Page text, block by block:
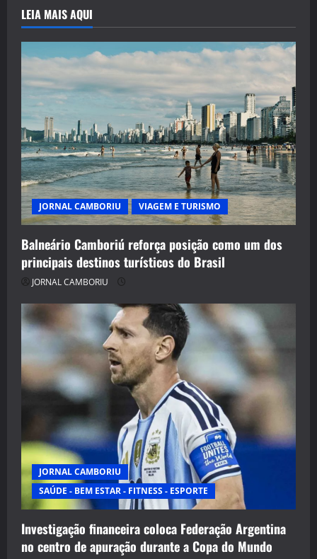
LEIA MAIS AQUI
JORNAL CAMBORIU VIAGEM E TURISMO
Balneário Camboriú reforça posição como um dos
principais destinos turísticos do Brasil
JORNAL CAMBORIU
JORNAL CAMBORIU
SAÚDE - BEM ESTAR - FITNESS - ESPORTE
Investigação financeira coloca Federação Argentina
no centro de apuração durante a Copa do Mundo